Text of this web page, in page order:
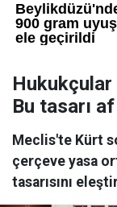
Hukukçular
Bu tasarı
Meclis'te Kürt
çerçeve yasa
tasarısını